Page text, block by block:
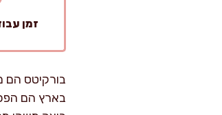
זמן עבודה:
בורקיטס הם
בארץ הם